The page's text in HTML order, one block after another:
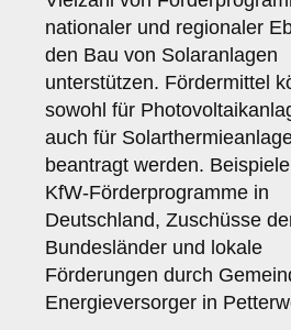
nationaler und regionaler
den Bau von Solaranlagen
unterstützen. Fördermittel
sowohl für
auch für
beantragt werden.
KfW-Förderprogramme in
Deutschland, Zuschüsse
Bundesländer und lokale
Förderungen durch
Energieversorger in